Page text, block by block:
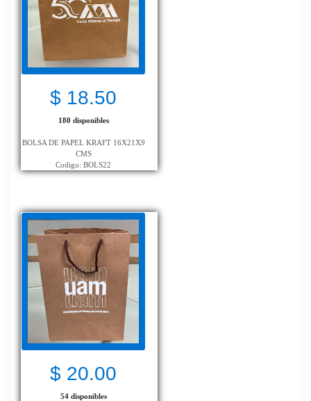
$ 18.50
180 disponibles
BOLSA DE PAPEL KRAFT 16X21X9
CMS
Codigo: BOLS22
$ 20.00
54 disponibles